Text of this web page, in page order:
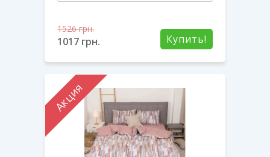
Купить!
1526грн.
1017 грн.
Акция